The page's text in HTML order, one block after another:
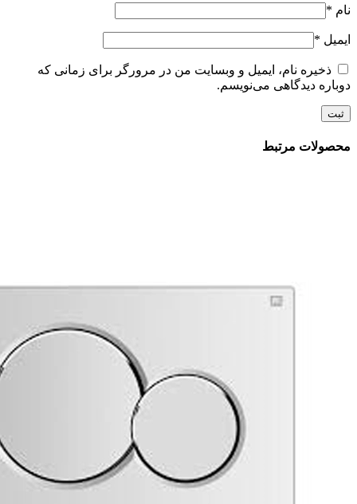
نام *
ایمیل *
ذخیره نام، ایمیل و وبسایت من در مرورگر برای زمانی که
دوباره دیدگاهی می‌نویسم.
محصولات مرتبط